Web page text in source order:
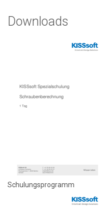
Downloads
Schulungsprogramm